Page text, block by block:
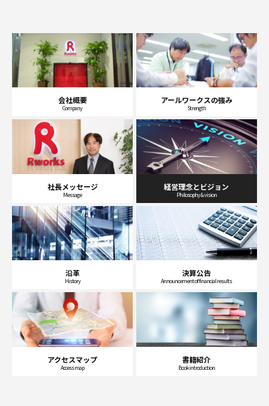
会社概要
Company
アールワークスの強み
Strength
社長メッセージ
Message
経営理念とビジョン
Philosophy & vision
沿革
History
決算公告
Announcement of financial results
アクセスマップ
Access map
書籍紹介
Book introduction